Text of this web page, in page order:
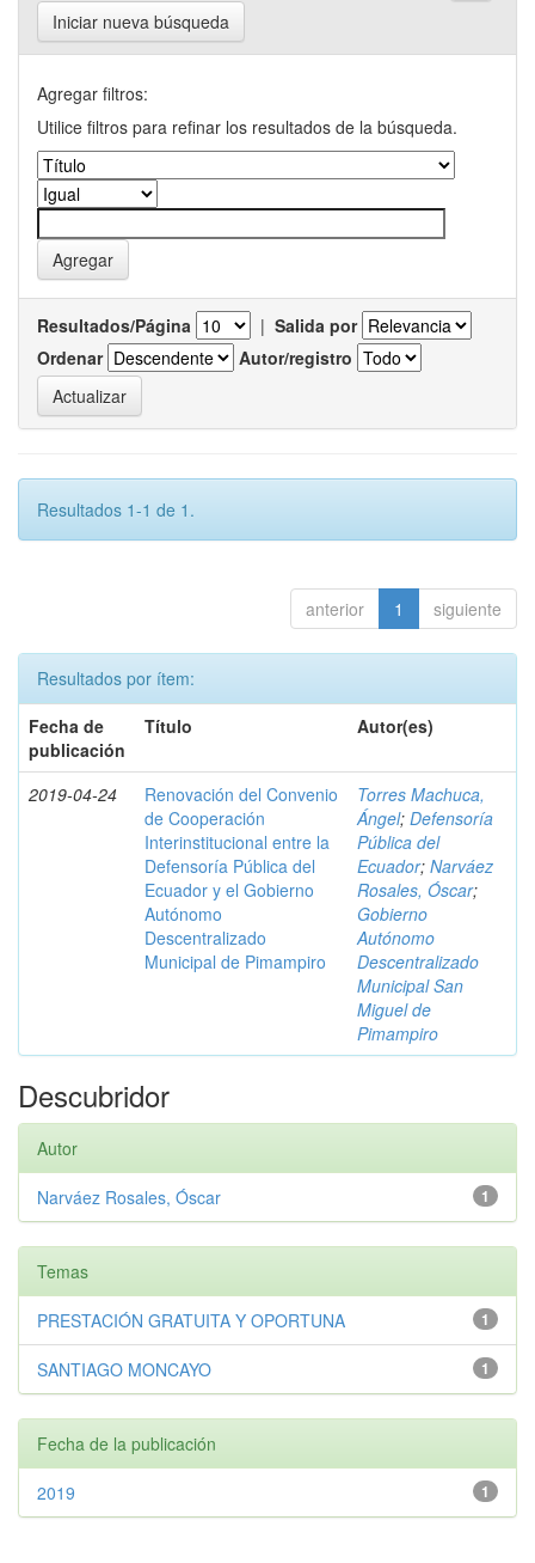
Iniciar nueva búsqueda
Agregar filtros:
Utilice filtros para refinar los resultados de la búsqueda.
Resultados/Página | Salida por
Ordenar
Autor/registro
Resultados 1-1 de 1.
anterior 1 siguiente
Resultados por ítem:
Fecha de
publicación
Título Autor(es)
2019-04-24
Renovación del Convenio
de Cooperación
Interinstitucional entre la
Defensoría Pública del
Ecuador y el Gobierno
Autónomo
Descentralizado
Municipal de Pimampiro
Torres Machuca,
Ángel; Defensoría
Pública del
Ecuador; Narváez
Rosales, Óscar;
Gobierno
Autónomo
Descentralizado
Municipal San
Miguel de
Pimampiro
Descubridor
Autor
1
Narváez Rosales, Óscar
Temas
1
PRESTACIÓN GRATUITA Y OPORTUNA
1
SANTIAGO MONCAYO
Fecha de la publicación
1
2019